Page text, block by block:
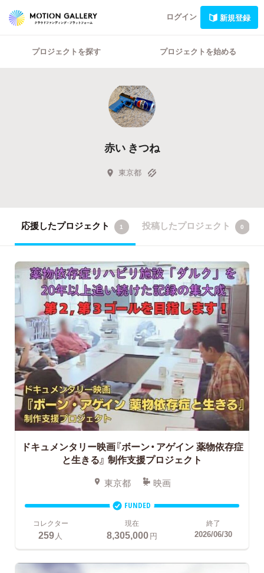
ログイン 新規登録
プロジェクトを探す プロジェクトを始める
赤い きつね
東京都
応援したプロジェクト 1 投稿したプロジェクト 0
ドキュメンタリー映画『ボーン・アゲイン 薬物依存症
と生きる』 制作支援プロジェクト
東京都 映画
FUNDED
コレクター
259 人
現在
8,305,000円
終了
2026/06/30